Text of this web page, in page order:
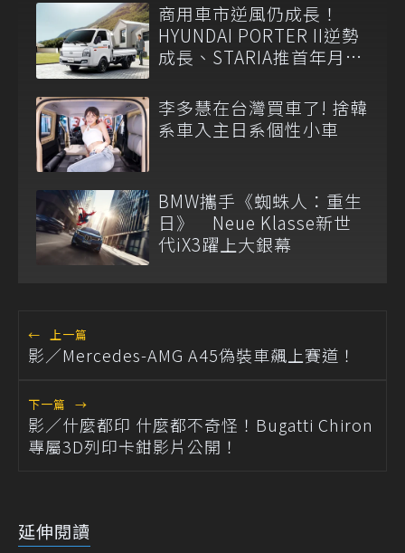
商用車市逆風仍成長！
HYUNDAI PORTER II逆勢
成長、STARIA推首年月付
李多慧在台灣買車了! 捨韓
系車入主日系個性小車
BMW攜手《蜘蛛人：重生
日》 Neue Klasse新世
代iX3躍上大銀幕
← 上一篇
影／Mercedes-AMG A45偽裝車飆上賽道！
下一篇 →
影／什麼都印 什麼都不奇怪！Bugatti Chiron
專屬3D列印卡鉗影片公開！
延伸閱讀